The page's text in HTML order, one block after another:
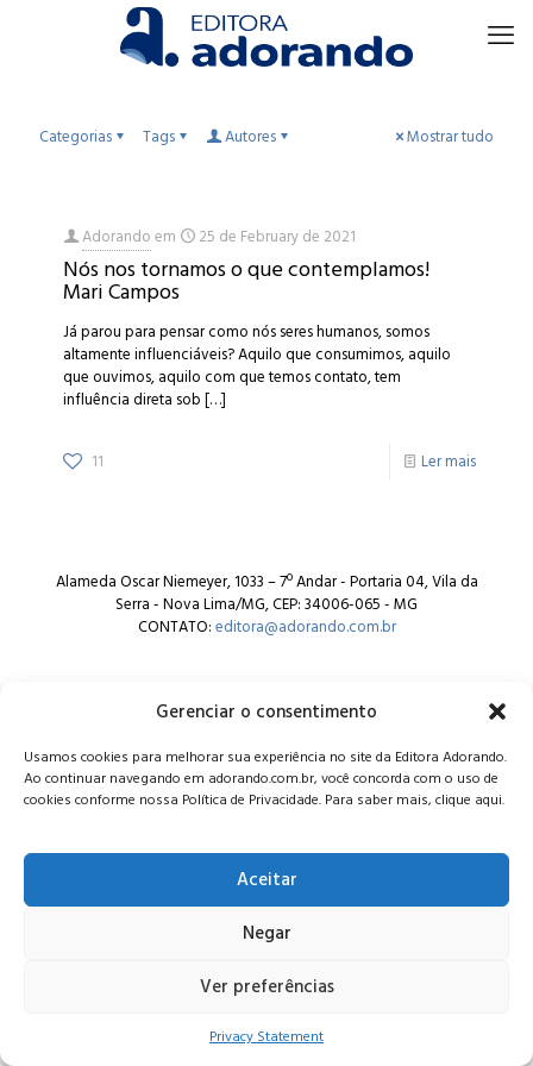
Gerenciar o consentimento
Usamos cookies para melhorar sua experiência no site da Editora Adorando.
Ao continuar navegando em adorando.com.br, você concorda com o uso de
cookies conforme nossa Política de Privacidade. Para saber mais, clique aqui.
Aceitar
Negar
Ver preferências
Privacy Statement
Categorias Tags Autores Mostrar tudo
Adorandoem 25 de February de 2021
Nós nos tornamos o que contemplamos!
Mari Campos
Já parou para pensar como nós seres humanos, somos
altamente influenciáveis? Aquilo que consumimos, aquilo
que ouvimos, aquilo com que temos contato, tem
influência direta sob[…]
11 Ler mais
Alameda Oscar Niemeyer, 1033 – 7º Andar - Portaria 04, Vila da
Serra - Nova Lima/MG, CEP: 34006-065 - MG
CONTATO:editora@adorando.com.br
© Editora Adorando 2026. Todos os direitos reservados.